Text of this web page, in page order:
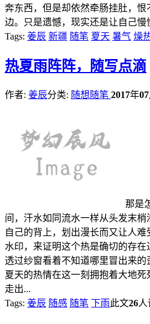
奔东西，但是却依然牵肠挂肚，
边。只是遗憾，现实还是让自己慢
Tags: 姜辰 新疆 随笔 夏天 暑气 燥
热夏雨阵阵，随写点滴
作者: 姜辰分类: 随想随笔 2017年07
那是
间，汗水如同流水一样从头发末
自己的背上，划出漫长而又让人
水印，来证明这个热是确切的存在
透过纱窗看着不知道哪里冒出来
夏天的热情在这一刻拥抱着大地
走出...
Tags: 姜辰 随感 随笔 下雨此文26